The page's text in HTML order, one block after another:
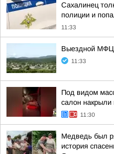
Сахалинец
полиции и
11:33
Выездной МФЦ
11:33
Под видом
салон
11:30
Медведь был
история